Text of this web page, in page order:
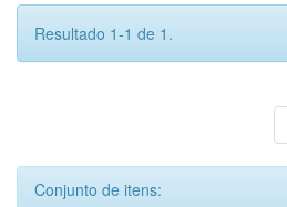
Resultado 1-1 de 1.
Conjunto de itens: